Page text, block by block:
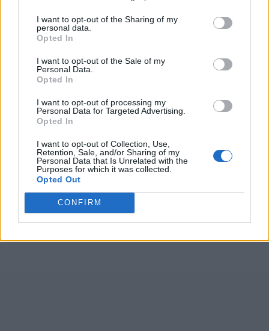
I want to opt-out of the Sharing of my
personal data.
Opted In
I want to opt-out of the Sale of my
Personal Data.
Opted In
I want to opt-out of processing my
Personal Data for Targeted Advertising.
Opted In
I want to opt-out of Collection, Use,
Retention, Sale, and/or Sharing of my
Personal Data that Is Unrelated with the
Purposes for which it was collected.
Opted Out
CONFIRM